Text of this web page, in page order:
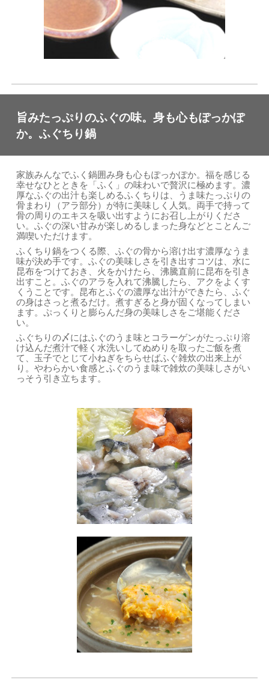
旨みたっぷりのふぐの味。身も心もぽっかぽ
か。ふぐちり鍋
家族みんなでふく鍋囲み身も心もぽっかぽか。福を感じる
幸せなひとときを「ふく」の味わいで贅沢に極めます。濃
厚なふぐの出汁も楽しめるふくちりは、うま味たっぷりの
骨まわり（アラ部分）が特に美味しく人気。両手で持って
骨の周りのエキスを吸い出すようにお召し上がりくださ
い。ふぐの深い甘みが楽しめるしまった身などとことんご
満喫いただけます。
ふくちり鍋をつくる際、ふぐの骨から溶け出す濃厚なうま
味が決め手です。ふぐの美味しさを引き出すコツは、水に
昆布をつけておき、火をかけたら、沸騰直前に昆布を引き
出すこと。ふぐのアラを入れて沸騰したら、アクをよくす
くうことです。昆布とふぐの濃厚な出汁ができたら、ふぐ
の身はさっと煮るだけ。煮すぎると身が固くなってしまい
ます。ぷっくりと膨らんだ身の美味しさをご堪能くださ
い。
ふぐちりの〆にはふぐのうま味とコラーゲンがたっぷり溶
け込んだ煮汁で軽く水洗いしてぬめりを取ったご飯を煮
て、玉子でとじて小ねぎをちらせばふぐ雑炊の出来上が
り。やわらかい食感とふぐのうま味で雑炊の美味しさがい
っそう引き立ちます。